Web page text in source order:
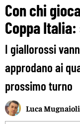
Con chi
Coppa
I giallorossi
approdano ai
prossimo turno
Luca Mugnaioli